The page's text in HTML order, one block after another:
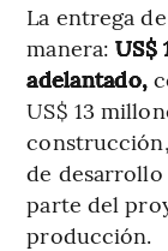
La entrega
manera:US$
adelantado,
US$ 13
de
parte del
producción.